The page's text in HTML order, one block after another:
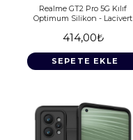
Realme GT2 Pro 5G Kılıf
Optimum Silikon - Lacivert
414,00₺
SEPETE EKLE